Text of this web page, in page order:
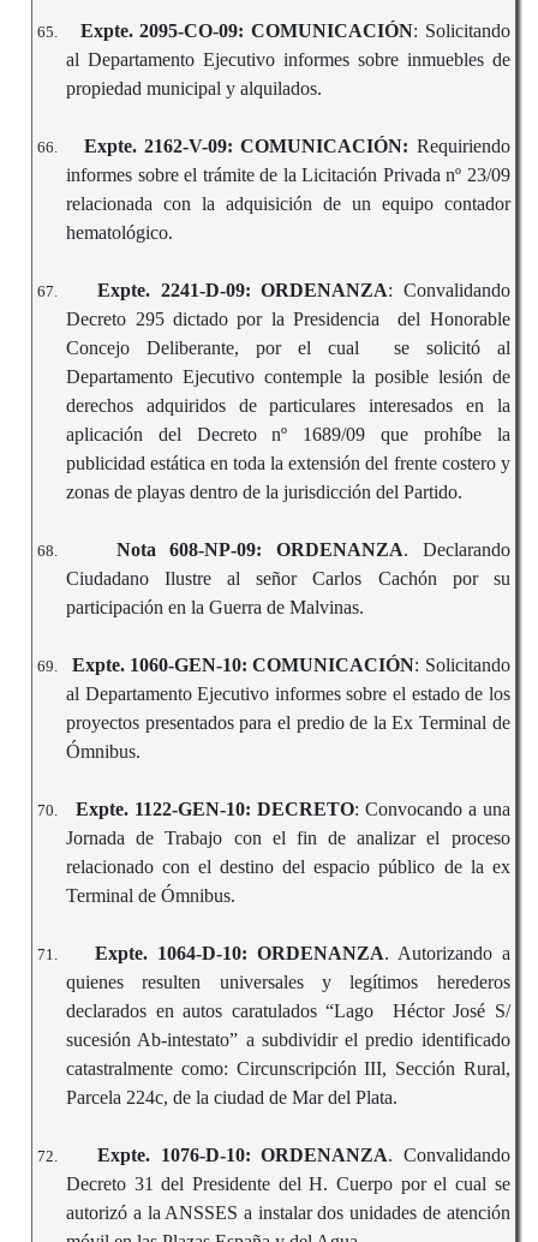
65. Expte. 2095-CO-09: COMUNICACIÓN: Solicitando
al Departamento Ejecutivo informes sobre inmuebles de
propiedad municipal y alquilados.
66. Expte. 2162-V-09: COMUNICACIÓN: Requiriendo
informes sobre el trámite de la Licitación Privada nº 23/09
relacionada con la adquisición de un equipo contador
hematológico.
67. Expte. 2241-D-09: ORDENANZA: Convalidando
Decreto 295 dictado por la Presidencia del Honorable
Concejo Deliberante, por el cual se solicitó al
Departamento Ejecutivo contemple la posible lesión de
derechos adquiridos de particulares interesados en la
aplicación del Decreto nº 1689/09 que prohíbe la
publicidad estática en toda la extensión del frente costero y
zonas de playas dentro de la jurisdicción del Partido.
68. Nota 608-NP-09: ORDENANZA. Declarando
Ciudadano Ilustre al señor Carlos Cachón por su
participación en la Guerra de Malvinas.
69. Expte. 1060-GEN-10: COMUNICACIÓN: Solicitando
al Departamento Ejecutivo informes sobre el estado de los
proyectos presentados para el predio de la Ex Terminal de
Ómnibus.
70. Expte. 1122-GEN-10: DECRETO: Convocando a una
Jornada de Trabajo con el fin de analizar el proceso
relacionado con el destino del espacio público de la ex
Terminal de Ómnibus.
71. Expte. 1064-D-10: ORDENANZA. Autorizando a
quienes resulten universales y legítimos herederos
declarados en autos caratulados “Lago Héctor José S/
sucesión Ab-intestato” a subdividir el predio identificado
catastralmente como: Circunscripción III, Sección Rural,
Parcela 224c, de la ciudad de Mar del Plata.
72. Expte. 1076-D-10: ORDENANZA. Convalidando
Decreto 31 del Presidente del H. Cuerpo por el cual se
autorizó a la ANSSES a instalar dos unidades de atención